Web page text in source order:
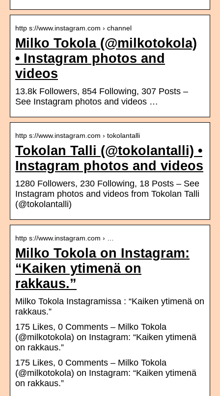
http s://www.instagram.com › channel
Milko Tokola (@milkotokola)
• Instagram photos and
videos
13.8k Followers, 854 Following, 307 Posts –
See Instagram photos and videos …
http s://www.instagram.com › tokolantalli
Tokolan Talli (@tokolantalli) •
Instagram photos and videos
1280 Followers, 230 Following, 18 Posts – See
Instagram photos and videos from Tokolan Talli
(@tokolantalli)
http s://www.instagram.com › …
Milko Tokola on Instagram:
“Kaiken ytimenä on
rakkaus.”
Milko Tokola Instagramissa : “Kaiken ytimenä on
rakkaus.”
175 Likes, 0 Comments – Milko Tokola
(@milkotokola) on Instagram: “Kaiken ytimenä
on rakkaus.”
175 Likes, 0 Comments – Milko Tokola
(@milkotokola) on Instagram: “Kaiken ytimenä
on rakkaus.”